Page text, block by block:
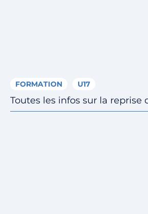
FORMATION U17
Toutes les infos sur la reprise